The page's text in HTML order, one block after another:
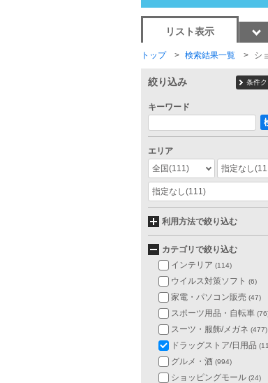
リスト表示
トップ 検索結果一覧 シ
絞り込み 条件
キーワード
エリア
全国(111) 指定なし
指定なし(111)
利用方法で絞り込む
カテゴリで絞り込む
インテリア (114)
ウイルス対策ソフト (6)
家電・パソコン販売 (47)
スポーツ用品・自転車
スーツ・服飾/メガネ (477)
ドラッグストア/日用品
グルメ・酒 (994)
ショッピングモール (24)